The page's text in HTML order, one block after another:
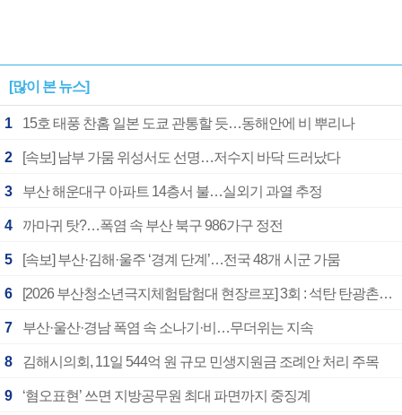
[많이 본 뉴스]
1 15호 태풍 찬홈 일본 도쿄 관통할 듯…동해안에 비 뿌리나
2 [속보] 남부 가뭄 위성서도 선명…저수지 바닥 드러났다
3 부산 해운대구 아파트 14층서 불…실외기 과열 추정
4 까마귀 탓?…폭염 속 부산 북구 986가구 정전
5 [속보] 부산·김해·울주 ‘경계 단계’…전국 48개 시군 가뭄
6 [2026 부산청소년극지체험탐험대 현장르포] 3회 : 석탄 탄광촌에서 북극 연구의 중심지로
7 부산·울산·경남 폭염 속 소나기·비…무더위는 지속
8 김해시의회, 11일 544억 원 규모 민생지원금 조례안 처리 주목
9 ‘혐오표현’ 쓰면 지방공무원 최대 파면까지 중징계